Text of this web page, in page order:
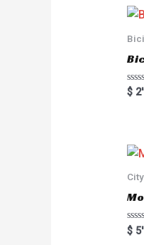
R
a
o
u
o
f
5
$
R
a
$